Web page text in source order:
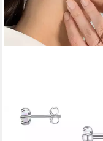
GLANZSTÜCKE MÜNCHEN
Paar Ohrstecker silber,